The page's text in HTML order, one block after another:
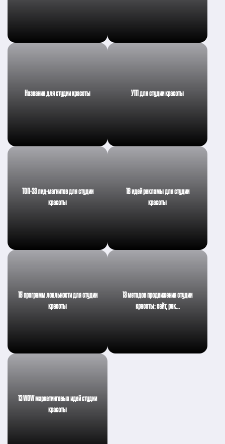
Названия для студии красоты УТП для студии красоты
ТОП-33 лид-магнитов для студии
красоты
18 идей рекламы для студии
красоты
15 программ лояльности для студии
красоты
13 методов продвижения студии
красоты: сайт, рек…
13 WOW маркетинговых идей студии
красоты